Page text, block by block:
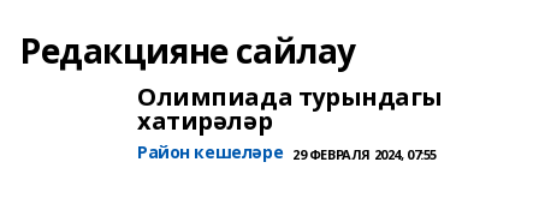
Редакцияне сайлау
Олимпиада турындагы
хатирәләр
Район кешеләре 29 ФЕВРАЛЯ 2024, 07:55